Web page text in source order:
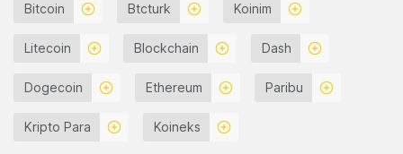
Bitcoin Btcturk Koinim
Litecoin Blockchain Dash
Dogecoin Ethereum Paribu
Kripto Para Koineks